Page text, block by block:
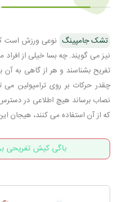
تشک جامپینگ نوعی ورزش است
نیز می گویند. چه بسا خیلی از
تفریح بشناسند و هر از گاهی به آن
چقدر حرکات بر روی ترامپولین می
نصاب برساند هیچ اطلاعی در
که از آن استفاده می کنند، هیجان
باگی کیش تفریحی